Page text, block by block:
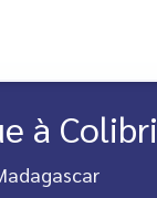
à Colibri